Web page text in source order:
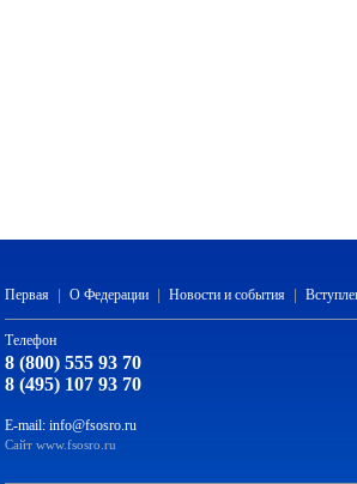
Первая О Федерации Новости и события
Телефон
8 (800) 555 93 70
8 (495) 107 93 70
E-mail: info@fsosro.ru
Сайт www.fsosro.ru